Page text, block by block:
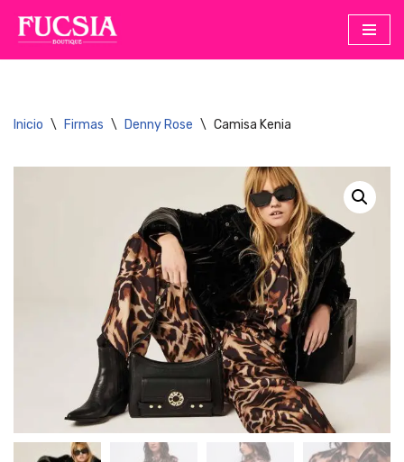
Saltar
Inicio \ Firmas \ Denny Rose \ Camisa Kenia